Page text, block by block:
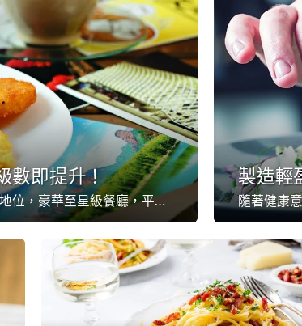
數即提升！
All day breakfast早在西餐界中佔有不可或缺的地位，豪華至星級餐廳，平民至咖啡室小店，餐牌上總見其蹤影，而且可以充滿個性特色，成為餐廳的招牌菜式之一。這次就向食材入手，看看如何簡單轉換食材，讓你餐廳的全日早餐即時升級！
製造輕